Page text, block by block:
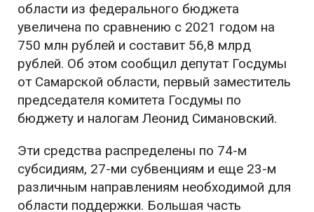
области из федерального бюджета
увеличена по сравнению с 2021 годом на
750 млн рублей и составит 56,8 млрд
рублей. Об этом сообщил депутат Госдумы
от Самарской области, первый заместитель
председателя комитета Госдумы по
бюджету и налогам Леонид Симановский.
Эти средства распределены по 74-м
субсидиям, 27-ми субвенциям и еще 23-м
различным направлениям необходимой для
области поддержки. Большая часть